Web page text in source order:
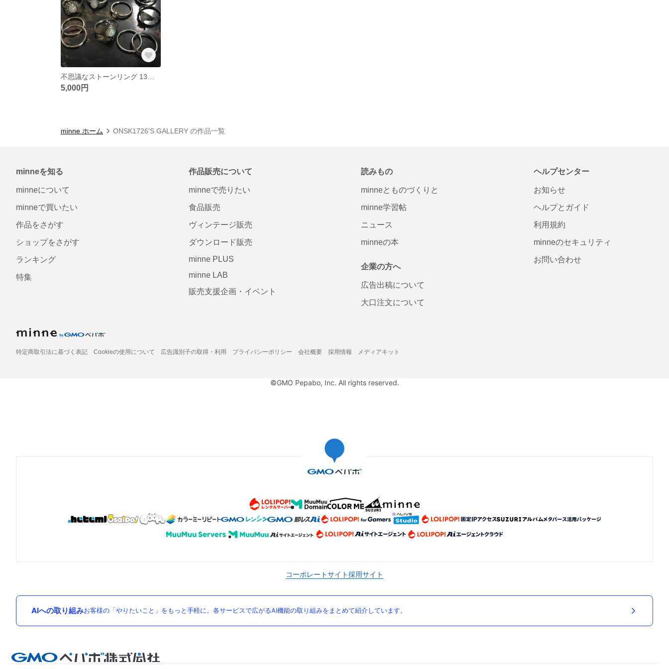
5,000円
minne ホーム ONSK1726'S GALLERY の作品一覧
minneを知る
minneについて
minneで買いたい
作品をさがす
ショップをさがす
ランキング
特集
作品販売について
minneで売りたい
食品販売
ヴィンテージ販売
ダウンロード販売
minne PLUS
minne LAB
販売支援企画・イベント
読みもの
minneとものづくりと
minne学習帖
ニュース
minneの本
企業の方へ
広告出稿について
大口注文について
ヘルプセンター
お知らせ
ヘルプとガイド
利用規約
minneのセキュリティ
お問い合わせ
特定商取引法に基づく表記 Cookieの使用について 広告識別子の取得・利用 プライバシーポリシー 会社概要 採用情報 メディアキット
©GMO Pepabo, Inc. All rights reserved.
コーポレートサイト採用サイト
AIへの取り組みお客様の「やりたいこと」をもっと手軽に。各サービスで広がるAI機能の取り組みをまとめて紹介しています。